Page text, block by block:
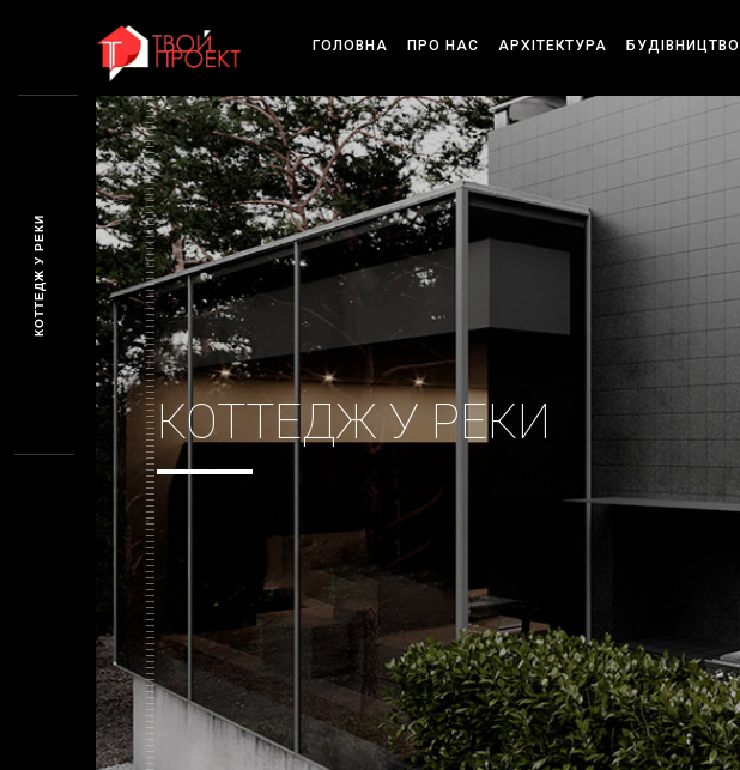
ГОЛОВНА ПРО НАС АРХІТЕКТУРА БУДІВНИЦТВО
КОТТЕДЖ У РЕКИ
КОТТЕДЖ У РЕКИ